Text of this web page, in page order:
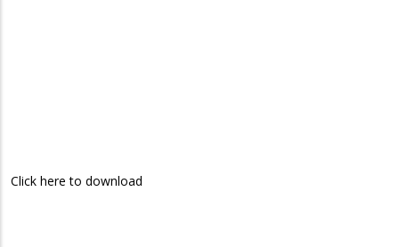
Click here to download